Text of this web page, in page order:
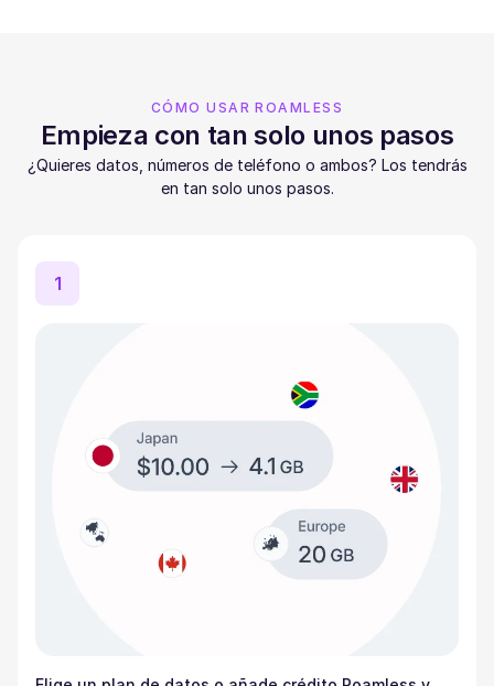
CÓMO USAR ROAMLESS
Empieza con tan solo unos pasos
¿Quieres datos, números de teléfono o ambos? Los tendrás
en tan solo unos pasos.
1